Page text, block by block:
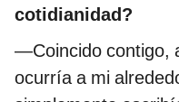
cotidianidad?
—Coincido contigo,
ocurría a mi